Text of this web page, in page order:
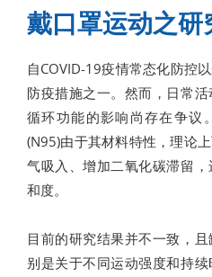
戴口罩运动之
自COVID-19疫情常态化防控
防疫措施之一。然而，日常
循环功能的影响尚存在争议
(N95)由于其材料特性，理论
气吸入、增加二氧化碳滞留
和度。
目前的研究结果并不一致，
别是关于不同运动强度和持